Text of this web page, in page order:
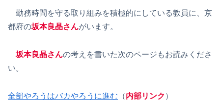
勤務時間を守る取り組みを積極的にしている教員に、京
都府の坂本良晶さんがいます。
坂本良晶さんの考えを書いた次のページもお読みくださ
い。
全部やろうはバカやろうに進む （内部リンク ）